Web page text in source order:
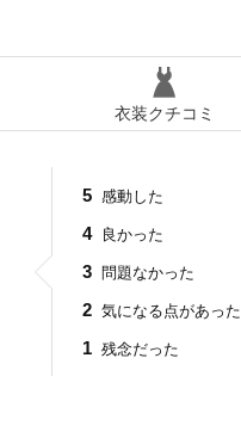
衣装クチコミ
5 感動した
4 良かった
3 問題なかった
2 気になる点があった
1 残念だった